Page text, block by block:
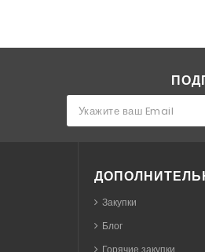
Закупки
Блог
Горячие закупки